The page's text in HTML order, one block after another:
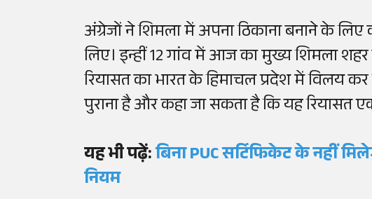
अंग्रेजों ने शिमला में अपना ठिकाना बनाने के
लिए। इन्हीं 12 गांव में आज का मुख्य शिमला
रियासत का भारत के हिमाचल प्रदेश में विलय
पुराना है और कहा जा सकता है कि यह रियासत
यह भी पढ़ें:बिना PUC सर्टिफिकेट के नहीं
नियम